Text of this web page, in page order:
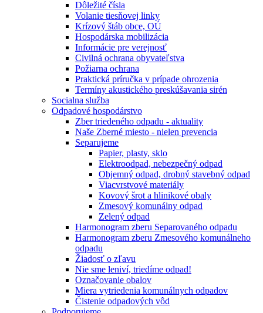
Dôležité čísla
Volanie tiesňovej linky
Krízový štáb obce, OÚ
Hospodárska mobilizácia
Informácie pre verejnosť
Civilná ochrana obyvateľstva
Požiarna ochrana
Praktická príručka v prípade ohrozenia
Termíny akustického preskúšavania sirén
Socialna služba
Odpadové hospodárstvo
Zber triedeného odpadu - aktuality
Naše Zberné miesto - nielen prevencia
Separujeme
Papier, plasty, sklo
Elektroodpad, nebezpečný odpad
Objemný odpad, drobný stavebný odpad
Viacvrstvové materiály
Kovový šrot a hlinikové obaly
Zmesový komunálny odpad
Zelený odpad
Harmonogram zberu Separovaného odpadu
Harmonogram zberu Zmesového komunálneho
odpadu
Žiadosť o zľavu
Nie sme leniví, triedíme odpad!
Označovanie obalov
Miera vytriedenia komunálnych odpadov
Čistenie odpadových vôd